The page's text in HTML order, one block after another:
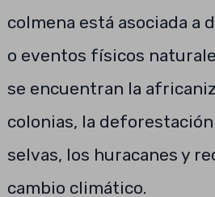
colmena está asociada a
o eventos físicos
se encuentran la
colonias, la
selvas, los huracanes y
cambio climático.